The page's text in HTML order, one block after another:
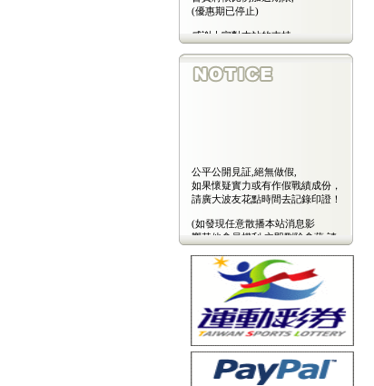
(優惠期已停止)
感謝大家對本站的支持
(包年優惠期已停止)
公平公開見証,絕無做假,
如果懷疑實力或有作假戰績成份，
請廣大波友花點時間去記錄印證！
(如發現任意散播本站消息影
響其他會員權利,立即刪除會藉,請
會
員注意)